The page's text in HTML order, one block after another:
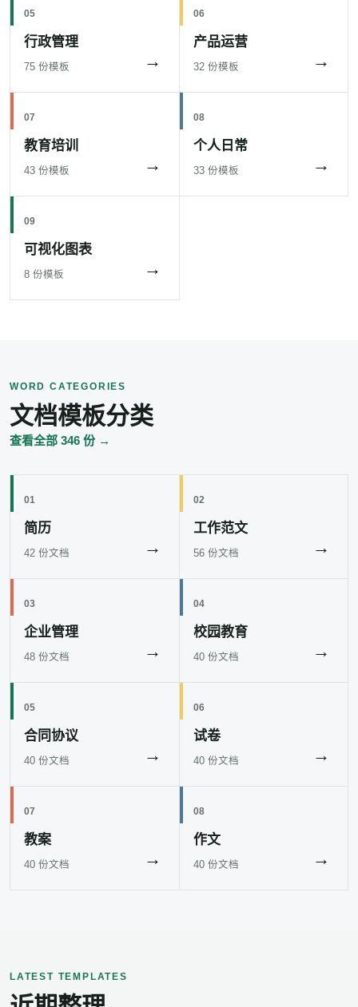
05
行政管理
75 份模板 →
06
产品运营
32 份模板 →
07
教育培训
43 份模板 →
08
个人日常
33 份模板 →
09
可视化图表
8 份模板 →
WORD CATEGORIES
文档模板分类
查看全部 346 份 →
01
简历
42 份文档 →
02
工作范文
56 份文档 →
03
企业管理
48 份文档 →
04
校园教育
40 份文档 →
05
合同协议
40 份文档 →
06
试卷
40 份文档 →
07
教案
40 份文档 →
08
作文
40 份文档 →
LATEST TEMPLATES